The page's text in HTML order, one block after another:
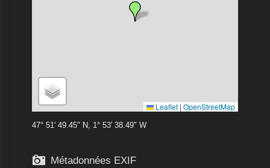
Leaflet | OpenStreetMap
47° 51' 49.45" N, 1° 53' 38.49" W
 Métadonnées EXIF